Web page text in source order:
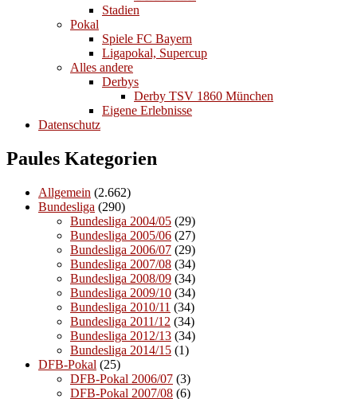
Stadien
Pokal
Spiele FC Bayern
Ligapokal, Supercup
Alles andere
Derbys
Derby TSV 1860 München
Eigene Erlebnisse
Datenschutz
Paules Kategorien
Allgemein (2.662)
Bundesliga (290)
Bundesliga 2004/05 (29)
Bundesliga 2005/06 (27)
Bundesliga 2006/07 (29)
Bundesliga 2007/08 (34)
Bundesliga 2008/09 (34)
Bundesliga 2009/10 (34)
Bundesliga 2010/11 (34)
Bundesliga 2011/12 (34)
Bundesliga 2012/13 (34)
Bundesliga 2014/15 (1)
DFB-Pokal (25)
DFB-Pokal 2006/07 (3)
DFB-Pokal 2007/08 (6)